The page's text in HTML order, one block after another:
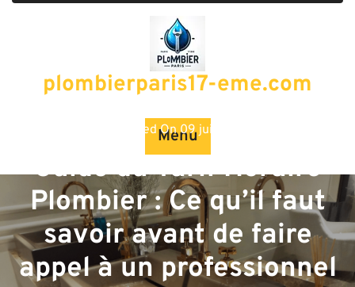
plombierparis17-eme.com
Menu
Posted On 09 juin 2024
Guide du Tarif Horaire
Plombier : Ce qu’il faut
savoir avant de faire
appel à un professionnel